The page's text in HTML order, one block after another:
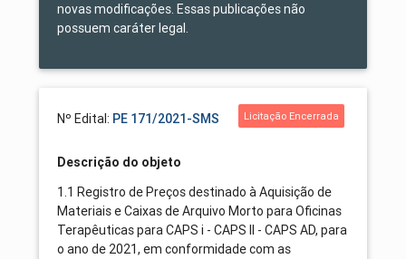
novas modificações. Essas publicações não
possuem caráter legal.
Nº Edital: PE 171/2021-SMS Licitação Encerrada
Descrição do objeto
1.1 Registro de Preços destinado à Aquisição de
Materiais e Caixas de Arquivo Morto para Oficinas
Terapêuticas para CAPS i - CAPS II - CAPS AD, para
o ano de 2021, em conformidade com as